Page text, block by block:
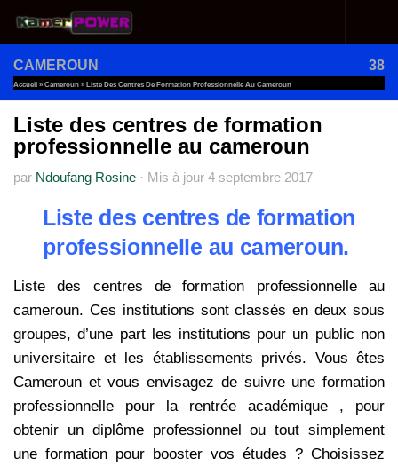
Au dessous du contenu
CAMEROUN 38
Accueil » Cameroun » Liste Des Centres De Formation Professionnelle Au Cameroun
Liste des centres de formation
professionnelle au cameroun
par Ndoufang Rosine · Mis à jour 4 septembre 2017
Liste des centres de formation
professionnelle au cameroun.
Liste des centres de formation professionnelle au
cameroun. Ces institutions sont classés en deux sous
groupes, d’une part les institutions pour un public non
universitaire et les établissements privés. Vous êtes
Cameroun et vous envisagez de suivre une formation
professionnelle pour la rentrée académique , pour
obtenir un diplôme professionnel ou tout simplement
une formation pour booster vos études ? Choisissez